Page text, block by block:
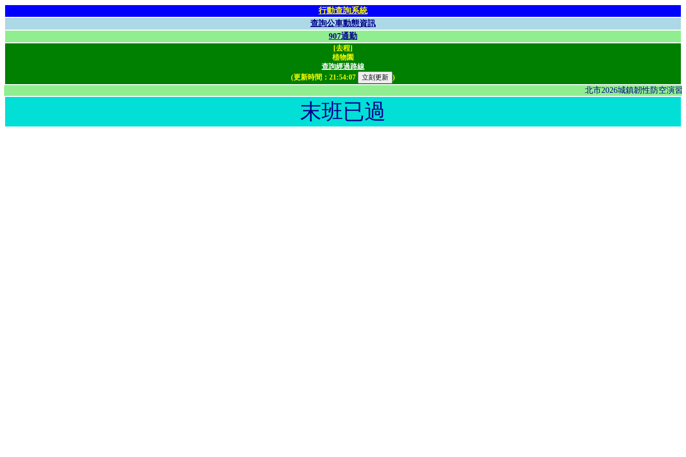
行動查詢系統
查詢公車動態資訊
907通勤
[去程]
植物園
查詢經過路線
(更新時間： 21:54:07 )
北市2026城鎮韌性防空
末班已過